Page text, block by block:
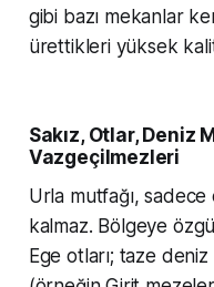
gibi bazı mekanlar
ürettikleri yüksek
Sakız, Otlar, Deniz
Vazgeçilmezleri
Urla mutfağı, sadece
kalmaz. Bölgeye
Ege otları; taze